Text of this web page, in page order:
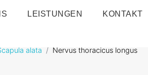
LEISTUNGEN KONTAKT
alata Nervus thoracicus longus